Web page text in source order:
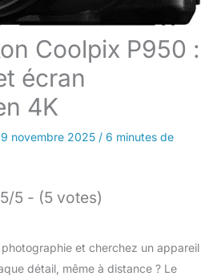
Coolpix P950 :
écran
4K
novembre 2025 / 6 minutes de
5/5 - (5 votes)
et cherchez un appareil
détail, même à distance ? Le